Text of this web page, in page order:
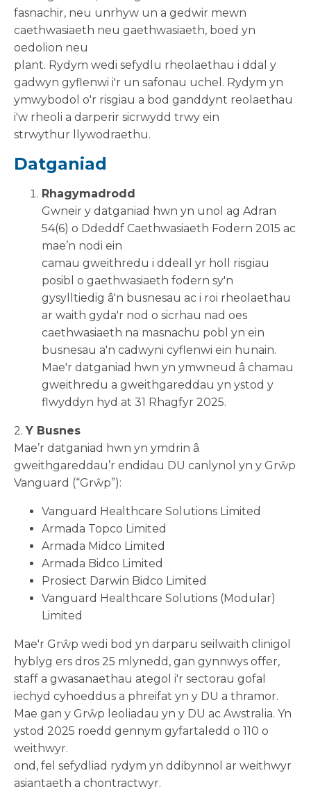
fasnachir, neu unrhyw un a gedwir mewn
caethwasiaeth neu gaethwasiaeth, boed yn
oedolion neu
plant. Rydym wedi sefydlu rheolaethau i ddal y
gadwyn gyflenwi i'r un safonau uchel. Rydym yn
ymwybodol o'r risgiau a bod ganddynt reolaethau
i'w rheoli a darperir sicrwydd trwy ein
strwythur llywodraethu.
Datganiad
Rhagymadrodd
Gwneir y datganiad hwn yn unol ag Adran
54(6) o Ddeddf Caethwasiaeth Fodern 2015 ac
mae’n nodi ein
camau gweithredu i ddeall yr holl risgiau
posibl o gaethwasiaeth fodern sy'n
gysylltiedig â'n busnesau ac i roi rheolaethau
ar waith gyda'r nod o sicrhau nad oes
caethwasiaeth na masnachu pobl yn ein
busnesau a'n cadwyni cyflenwi ein hunain.
Mae'r datganiad hwn yn ymwneud â chamau
gweithredu a gweithgareddau yn ystod y
flwyddyn hyd at 31 Rhagfyr 2025.
2. Y Busnes
Mae’r datganiad hwn yn ymdrin â
gweithgareddau’r endidau DU canlynol yn y Grŵp
Vanguard (“Grŵp”):
Vanguard Healthcare Solutions Limited
Armada Topco Limited
Armada Midco Limited
Armada Bidco Limited
Prosiect Darwin Bidco Limited
Vanguard Healthcare Solutions (Modular)
Limited
Mae'r Grŵp wedi bod yn darparu seilwaith clinigol
hyblyg ers dros 25 mlynedd, gan gynnwys offer,
staff a gwasanaethau ategol i'r sectorau gofal
iechyd cyhoeddus a phreifat yn y DU a thramor.
Mae gan y Grŵp leoliadau yn y DU ac Awstralia. Yn
ystod 2025 roedd gennym gyfartaledd o 110 o
weithwyr.
ond, fel sefydliad rydym yn ddibynnol ar weithwyr
asiantaeth a chontractwyr.